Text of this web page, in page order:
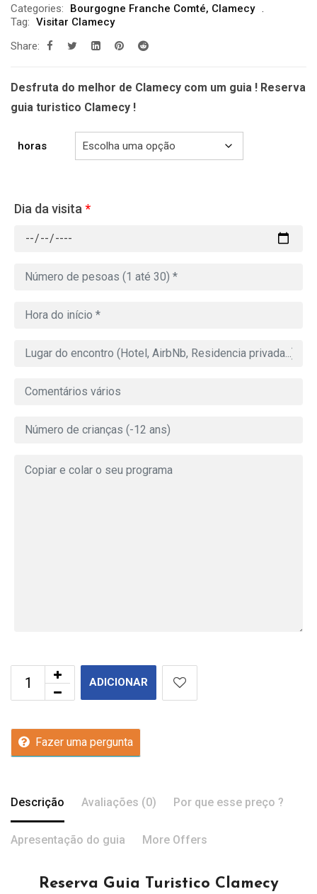
prix :
Categories: Bourgogne Franche Comté, Clamecy
Tag: Visitar Clamecy
Share:
Desfruta do melhor de Clamecy com um guia ! Reserva
guia turistico Clamecy !
horas
Dia da visita *
ADICIONAR
Fazer uma pergunta
Descrição Avaliações (0) Por que esse preço ?
Apresentação do guia More Offers
Reserva Guia Turistico Clamecy